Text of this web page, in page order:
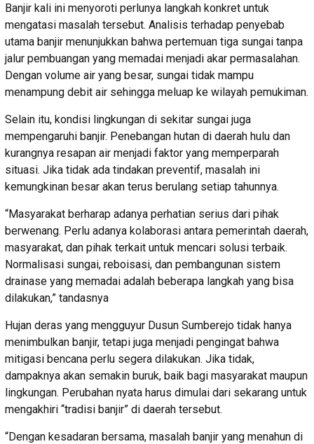
Banjir kali ini menyoroti perlunya langkah konkret untuk
mengatasi masalah tersebut. Analisis terhadap penyebab
utama banjir menunjukkan bahwa pertemuan tiga sungai tanpa
jalur pembuangan yang memadai menjadi akar permasalahan.
Dengan volume air yang besar, sungai tidak mampu
menampung debit air sehingga meluap ke wilayah pemukiman.
Selain itu, kondisi lingkungan di sekitar sungai juga
mempengaruhi banjir. Penebangan hutan di daerah hulu dan
kurangnya resapan air menjadi faktor yang memperparah
situasi. Jika tidak ada tindakan preventif, masalah ini
kemungkinan besar akan terus berulang setiap tahunnya.
“Masyarakat berharap adanya perhatian serius dari pihak
berwenang. Perlu adanya kolaborasi antara pemerintah daerah,
masyarakat, dan pihak terkait untuk mencari solusi terbaik.
Normalisasi sungai, reboisasi, dan pembangunan sistem
drainase yang memadai adalah beberapa langkah yang bisa
dilakukan,” tandasnya
Hujan deras yang mengguyur Dusun Sumberejo tidak hanya
menimbulkan banjir, tetapi juga menjadi pengingat bahwa
mitigasi bencana perlu segera dilakukan. Jika tidak,
dampaknya akan semakin buruk, baik bagi masyarakat maupun
lingkungan. Perubahan nyata harus dimulai dari sekarang untuk
mengakhiri “tradisi banjir” di daerah tersebut.
“Dengan kesadaran bersama, masalah banjir yang menahun di